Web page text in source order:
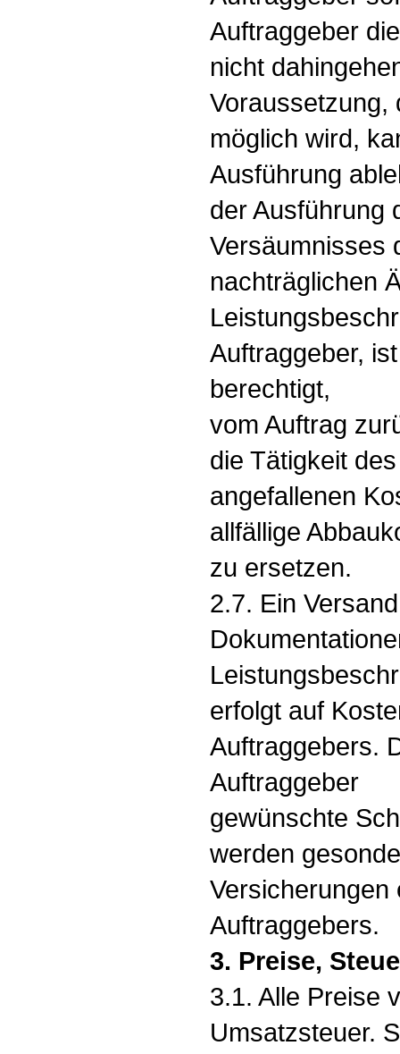
Auftraggeber
nicht
Voraussetzung,
möglich wird,
Ausführung
der Ausführung
Versäumnisses
nachträglichen
Auftraggeber,
berechtigt,
vom Auftrag
die Tätigkeit
angefallenen
allfällige
zu ersetzen.
2.7. Ein
erfolgt auf
Auftraggebers.
Auftraggeber
gewünschte
werden
Versicherungen
Auftraggebers.
3. Preise,
3.1. Alle Preise
Umsatzsteuer.